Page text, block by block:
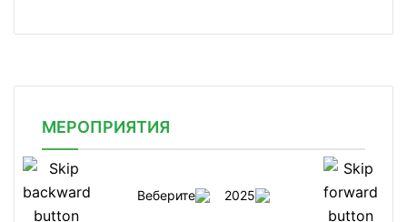
МЕРОПРИЯТИЯ
Веберите 2025